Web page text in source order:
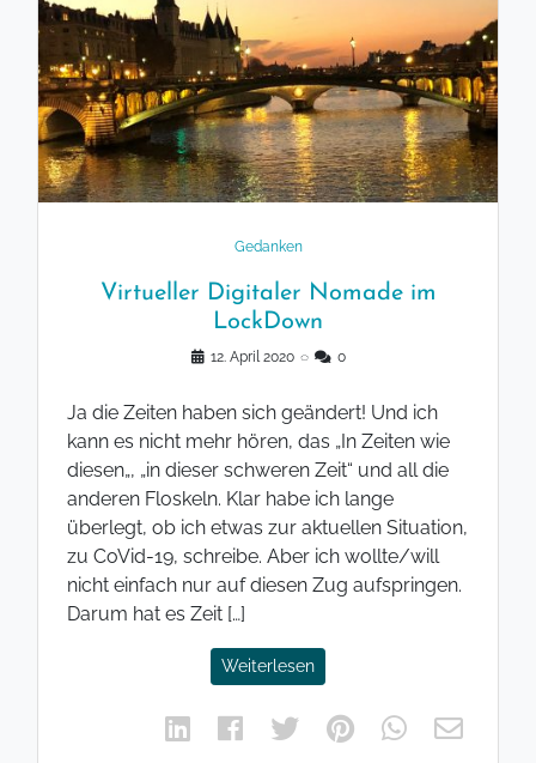
Gedanken
Virtueller Digitaler Nomade im
LockDown
12. April 2020 ◌ 0
Ja die Zeiten haben sich geändert! Und ich
kann es nicht mehr hören, das „In Zeiten wie
diesen„, „in dieser schweren Zeit“ und all die
anderen Floskeln. Klar habe ich lange
überlegt, ob ich etwas zur aktuellen Situation,
zu CoVid-19, schreibe. Aber ich wollte/will
nicht einfach nur auf diesen Zug aufspringen.
Darum hat es Zeit […]
Weiterlesen